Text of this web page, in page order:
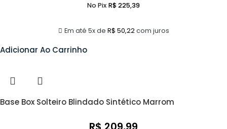
Em até 5x de R$ 50,22com juros
No Pix R$225,39
Adicionar Ao Carrinho
Base Box Solteiro Blindado Sintético Marrom